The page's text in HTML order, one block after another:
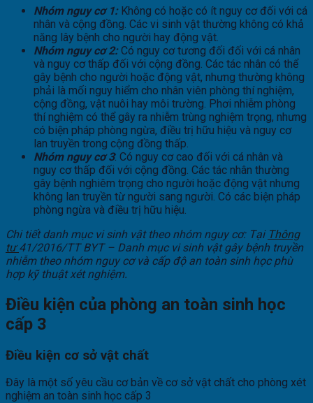
Nhóm nguy cơ 1:Không có hoặc có ít nguy cơ đối với cá
nhân và cộng đồng. Các vi sinh vật thường không có khả
năng lây bệnh cho người hay động vật.
Nhóm nguy cơ 2:Có nguy cơ tương đối đối với cá nhân
và nguy cơ thấp đối với cộng đồng. Các tác nhân có thể
gây bệnh cho người hoặc động vật, nhưng thường không
phải là mối nguy hiểm cho nhân viên phòng thí nghiệm,
cộng đồng, vật nuôi hay môi trường. Phơi nhiễm phòng
thí nghiệm có thể gây ra nhiễm trùng nghiệm trọng, nhưng
có biện pháp phòng ngừa, điều trị hữu hiệu và nguy cơ
lan truyền trong cộng đồng thấp.
Nhóm nguy cơ 3: Có nguy cơ cao đối với cá nhân và
nguy cơ thấp đối với cộng đồng. Các tác nhân thường
gây bệnh nghiêm trọng cho người hoặc động vật nhưng
không lan truyền từ người sang người. Có các biện pháp
phòng ngừa và điều trị hữu hiệu.
Chi tiết danh mục vi sinh vật theo nhóm nguy cơ: Tại Thông
tư41/2016/TT BYT – Danh mục vi sinh vật gây bệnh truyền
nhiễm theo nhóm nguy cơ và cấp độ an toàn sinh học phù
hợp kỹ thuật xét nghiệm.
Điều kiện của phòng an toàn sinh học
cấp 3
Điều kiện cơ sở vật chất
Đây là một số yêu cầu cơ bản về cơ sở vật chất cho phòng xét
nghiệm an toàn sinh học cấp 3